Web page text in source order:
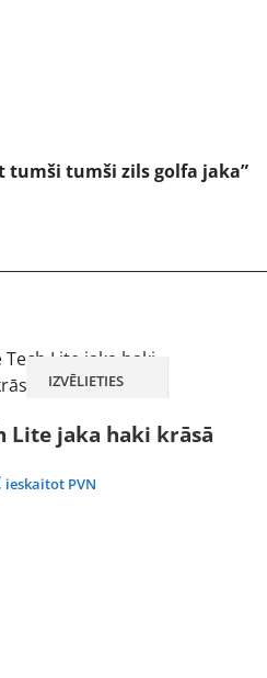
tumši tumši zils golfa jaka”
IZVĒLIETIES
Lite jaka haki krāsā
ieskaitot PVN